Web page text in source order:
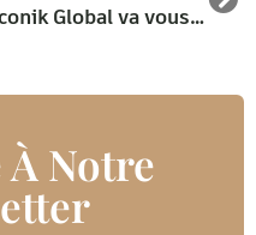
Iconik Global va vous faire Rayonner sur le WNE 2025 de Paris Villepinte
Notre